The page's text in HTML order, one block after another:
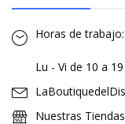
Horas de trabajo:
Lu - Vi de 10 a
Nuestras Tiendas